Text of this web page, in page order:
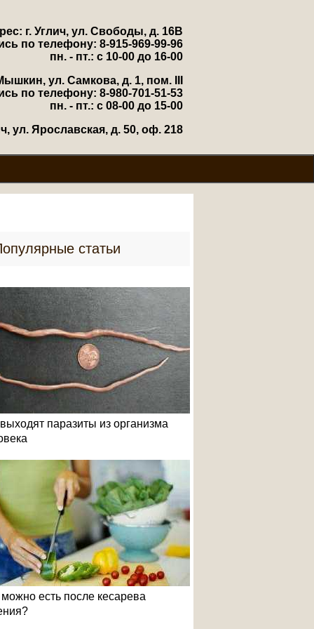
г. Углич, ул. Свободы, д. 16В
по телефону: 8-915-969-99-96
пн. - пт.: с 10-00 до 16-00
ул. Самкова, д. 1, пом. III
по телефону: 8-980-701-51-53
пн. - пт.: с 08-00 до 15-00
ул. Ярославская, д. 50, оф. 218
статьи
паразиты из организма
есть после кесарева